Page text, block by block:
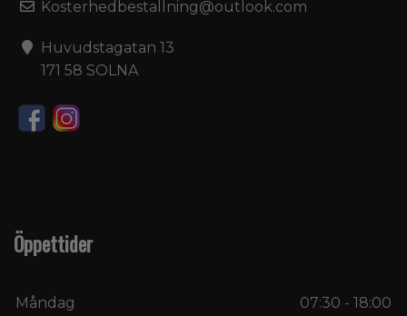
Kosterhedbestallning@outlook.com
Huvudstagatan 13
171 58 SOLNA
Öppettider
Måndag
07:30 - 18:00